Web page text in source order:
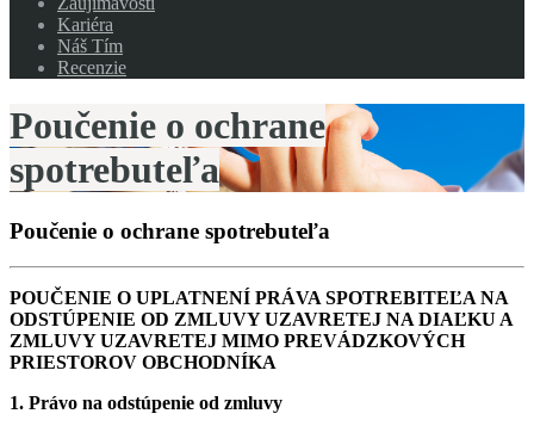
Kariéra
Náš Tím
Recenzie
Poučenie o ochrane
spotrebuteľa
Poučenie o ochrane spotrebuteľa
POUČENIE O UPLATNENÍ PRÁVA SPOTREBITEĽA NA
ODSTÚPENIE OD ZMLUVY UZAVRETEJ NA DIAĽKU A
ZMLUVY UZAVRETEJ MIMO PREVÁDZKOVÝCH
PRIESTOROV OBCHODNÍKA
1. Právo na odstúpenie od zmluvy